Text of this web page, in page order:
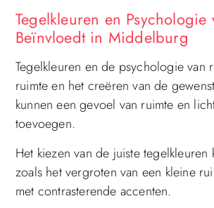
Tegelkleuren en
Beïnvloedt in Middelburg
Tegelkleuren en de psychologie
ruimte en het creëren van de
kunnen een gevoel van ruimte en
toevoegen.
Het kiezen van de juiste
zoals het vergroten van een kleine
met contrasterende accenten.